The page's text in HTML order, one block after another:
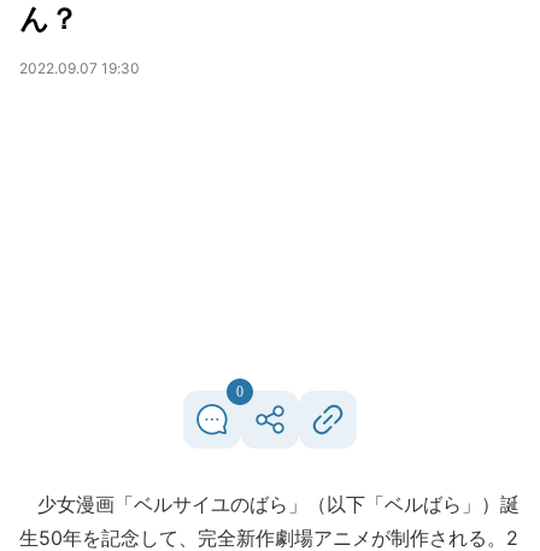
ん？
2022.09.07 19:30
0
少女漫画「ベルサイユのばら」（以下「ベルばら」）誕
生50年を記念して、完全新作劇場アニメが制作される。2